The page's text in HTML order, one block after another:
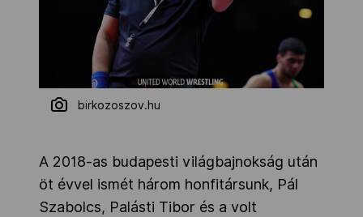
birkozoszov.hu
A 2018-as budapesti világbajnokság után
öt évvel ismét három honfitársunk, Pál
Szabolcs, Palásti Tibor és a volt